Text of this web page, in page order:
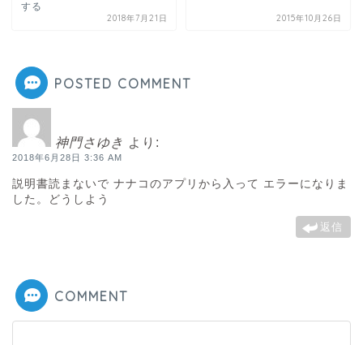
する
2018年7月21日 2015年10月26日
POSTED COMMENT
神門さゆき より:
2018年6月28日 3:36 AM
説明書読まないで ナナコのアプリから入って エラーになりま
した。どうしよう
返信
COMMENT